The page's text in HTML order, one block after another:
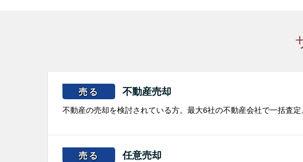
売る 不動産売却
不動産の売却を検討されている方。最大6社の不動産会社で一括査定。
売る 任意売却